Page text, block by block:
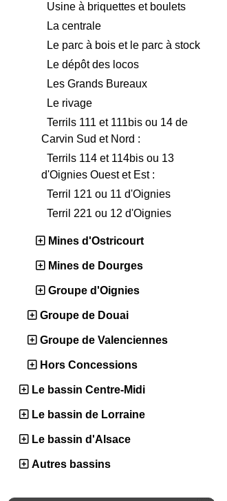
Usine à briquettes et boulets
La centrale
Le parc à bois et le parc à stock
Le dépôt des locos
Les Grands Bureaux
Le rivage
Terrils 111 et 111bis ou 14 de
Carvin Sud et Nord :
Terrils 114 et 114bis ou 13
d'Oignies Ouest et Est :
Terril 121 ou 11 d'Oignies
Terril 221 ou 12 d'Oignies
Mines d'Ostricourt
Mines de Dourges
Groupe d'Oignies
Groupe de Douai
Groupe de Valenciennes
Hors Concessions
Le bassin Centre-Midi
Le bassin de Lorraine
Le bassin d'Alsace
Autres bassins